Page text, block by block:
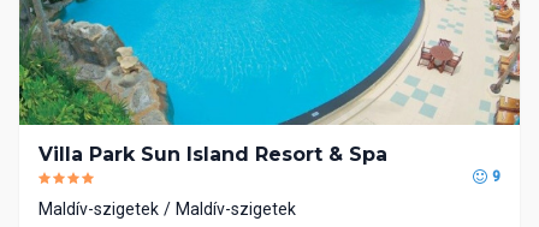
Villa Park Sun Island Resort & Spa
9
Maldív-szigetek Maldív-szigetek